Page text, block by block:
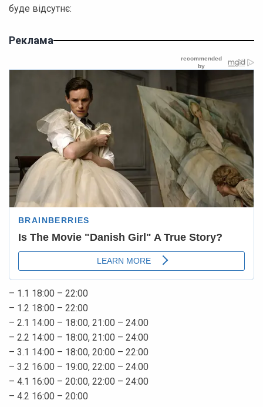
буде відсутнє:
Реклама
– 1.1 18:00 – 22:00
– 1.2 18:00 – 22:00
– 2.1 14:00 – 18:00, 21:00 – 24:00
– 2.2 14:00 – 18:00, 21:00 – 24:00
– 3.1 14:00 – 18:00, 20:00 – 22:00
– 3.2 16:00 – 19:00, 22:00 – 24:00
– 4.1 16:00 – 20:00, 22:00 – 24:00
– 4.2 16:00 – 20:00